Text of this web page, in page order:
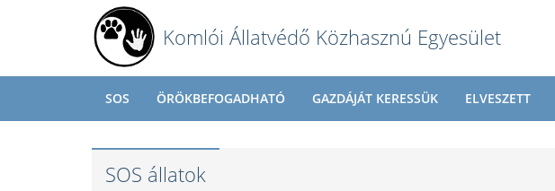
Komlói Állatvédő Közhasznú Egyesület
SOS ÖRÖKBEFOGADHATÓ GAZDÁJÁT KERESSÜK ELVESZETT
SOS állatok